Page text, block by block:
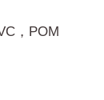
，POM